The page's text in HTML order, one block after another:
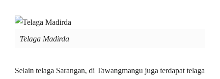
Telaga Madirda
Selain telaga Sarangan, di Tawangmangu juga terdapat telaga